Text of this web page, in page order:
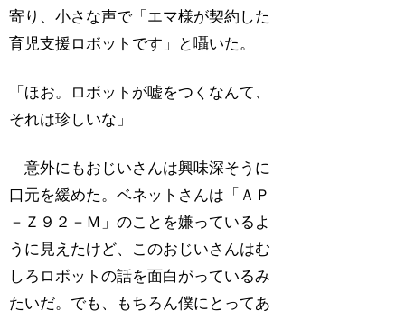
寄り、小さな声で「エマ様が契約した
育児支援ロボットです」と囁いた。
「ほお。ロボットが嘘をつくなんて、
それは珍しいな」
意外にもおじいさんは興味深そうに
口元を緩めた。ベネットさんは「ＡＰ
－Ｚ９２－Ｍ」のことを嫌っているよ
うに見えたけど、このおじいさんはむ
しろロボットの話を面白がっているみ
たいだ。でも、もちろん僕にとってあ